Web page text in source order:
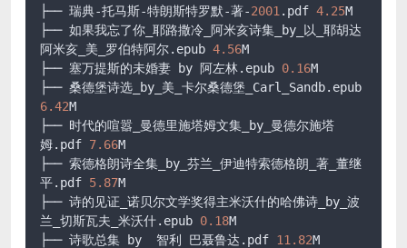
├── 瑞典-托马斯-特朗斯特罗默-著-2001 .pdf 4.25M
├── 如果我忘了你_耶路撒冷_阿米亥诗集_by_以_耶胡达
阿米亥_美_罗伯特阿尔.epub 4.56M
├── 塞万提斯的未婚妻 by 阿左林.epub 0.16M
6.42M
├── 时代的喧嚣_曼德里施塔姆文集_by_曼德尔施塔
姆.pdf 7.66M
├── 索德格朗诗全集_by_芬兰_伊迪特索德格朗_著_董继
平.pdf 5.87M
├── 诗的见证_诺贝尔文学奖得主米沃什的哈佛诗_by_波
兰_切斯瓦夫_米沃什.epub 0.18M
├── 诗歌总集 by  智利 巴聂鲁达.pdf 11.82M